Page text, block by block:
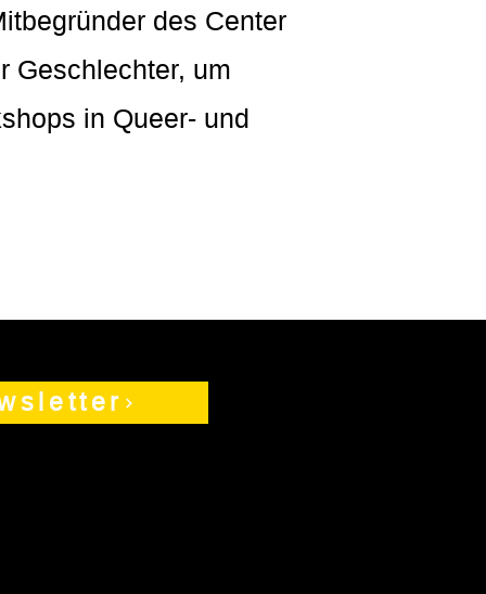
des Center
Geschlechter, um
in Queer- und